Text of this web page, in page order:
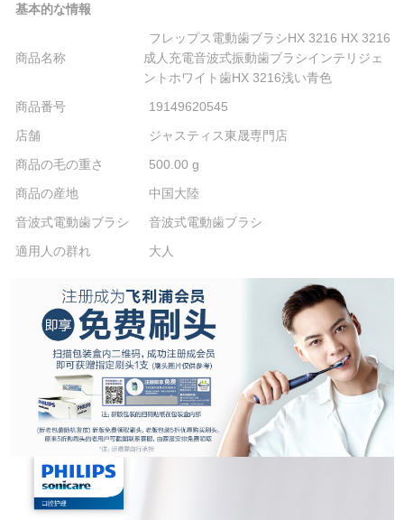
基本的な情報
商品名称
フレップス電動歯ブラシHX 3216 HX 3216
成人充電音波式振動歯ブラシインテリジェ
ントホワイト歯HX 3216浅い青色
商品番号
19149620545
店舗
ジャスティス東晟専門店
商品の毛の重さ
500.00 g
商品の産地
中国大陸
音波式電動歯ブラシ
音波式電動歯ブラシ
適用人の群れ
大人